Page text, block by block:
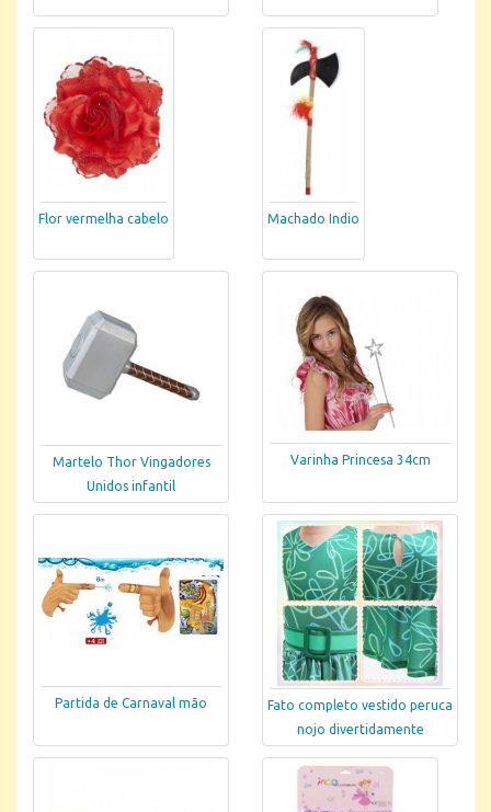
Flor vermelha cabelo Machado Indio
Martelo Thor Vingadores
Unidos infantil
Varinha Princesa 34cm
Partida de Carnaval mão
Fato completo vestido peruca
nojo divertidamente